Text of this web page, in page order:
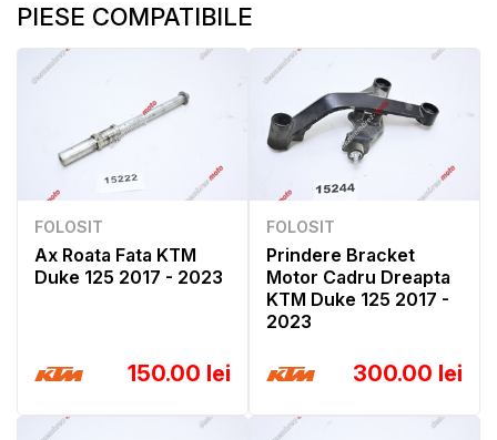
PIESE COMPATIBILE
FOLOSIT
Ax Roata Fata KTM
Duke 125 2017 - 2023
150.00 lei
FOLOSIT
Prindere Bracket
Motor Cadru Dreapta
KTM Duke 125 2017 -
2023
300.00 lei